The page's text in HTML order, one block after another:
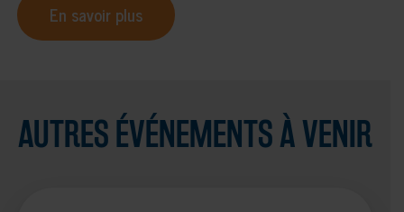
En savoir plus
AUTRES ÉVÉNEMENTS À VENIR